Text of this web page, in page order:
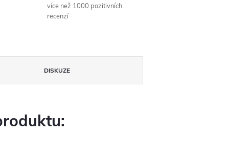
více než 1000 pozitivních
recenzí
DISKUZE